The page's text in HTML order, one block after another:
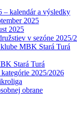
– kalendár a výsledky
2025
2025
v sezóne 2025/
MBK Stará Turá
Stará Turá
2025/2026
obrane